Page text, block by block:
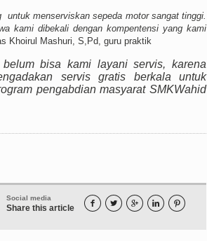
menserviskan sepeda motor sangat tinggi.
kami dibekali dengan kompentensi yang kami
Khoirul Mashuri, S,Pd, guru praktik
bisa kami layani servis, karena
servis gratis berkala untuk
pengabdian masyarat SMKWahid
Social media
Share this article     